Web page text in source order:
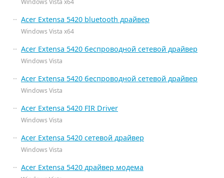
Windows Vista x64
Acer Extensa 5420 bluetooth драйвер
Windows Vista x64
Acer Extensa 5420 беспроводной сетевой драйвер
Windows Vista
Acer Extensa 5420 беспроводной сетевой драйвер
Windows Vista
Acer Extensa 5420 FIR Driver
Windows Vista
Acer Extensa 5420 сетевой драйвер
Windows Vista
Acer Extensa 5420 драйвер модема